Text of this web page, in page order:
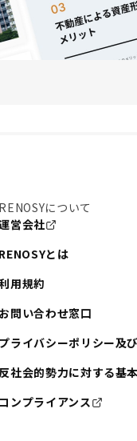
RENOSYについて
営会社
RENOSYとは
用規約
お問い合わせ窓口
プライバシーポリシー及
社会的勢力に対する基
コンプライアンス